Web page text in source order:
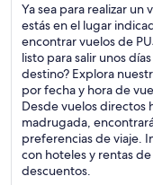
Ya sea para realizar un
estás en el lugar
encontrar vuelos de
listo para salir unos
destino? Explora
por fecha y hora de
Desde vuelos directos
madrugada,
preferencias de viaje.
con hoteles y rentas
descuentos.